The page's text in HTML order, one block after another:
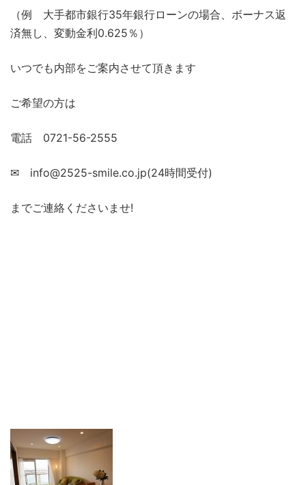
（例 大手都市銀行35年銀行ローンの場合、ボーナス返
済無し、変動金利0.625％）
いつでも内部をご案内させて頂きます
ご希望の方は
電話 0721-56-2555
✉ info@2525-smile.co.jp(24時間受付)
までご連絡くださいませ!